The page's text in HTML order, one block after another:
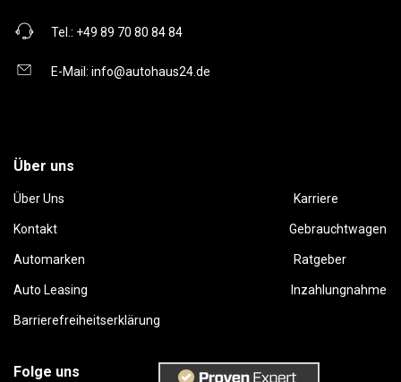
Tel.: +49 89 70 80 84 84
E-Mail: info@autohaus24.de
Über uns
Über Uns Karriere
Kontakt Gebrauchtwagen
Automarken Ratgeber
Auto Leasing Inzahlungnahme
Barrierefreiheitserklärung
Folge uns